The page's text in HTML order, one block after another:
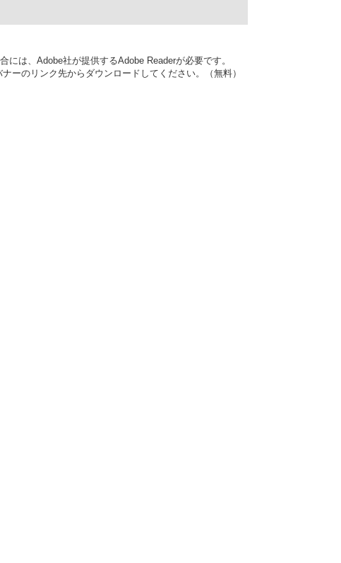
には、Adobe社が提供するAdobe Readerが必要です。
ーのリンク先からダウンロードしてください。（無料）